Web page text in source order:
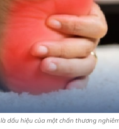
dấu hiệu của một chấn thương